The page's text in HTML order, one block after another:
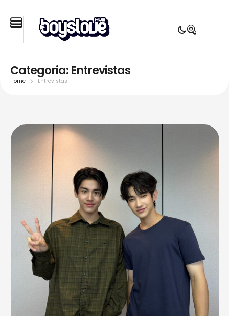
Categoria:Entrevistas
Home Entrevistas